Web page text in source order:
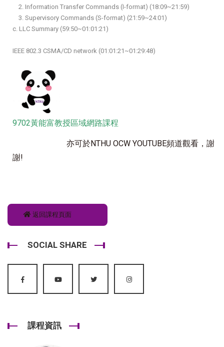
2. Information Transfer Commands (I-format) (18:09~21:59)
3. Supervisory Commands (S-format) (21:59~24:01)
c. LLC Summary (59:50~01:01:21)
IEEE 802.3 CSMA/CD network (01:01:21~01:29:48)
9702黃能富教授區域網路課程
亦可於NTHU OCW YOUTUBE頻道觀看，謝
謝!
返回課程頁面
SOCIAL SHARE
課程資訊